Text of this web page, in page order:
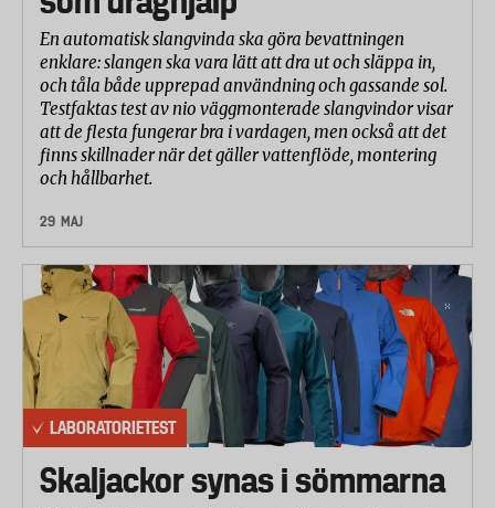
desto bättre.
Användarvänlighet
Laboratoriets tekniker tittade på allt ifrån hur
kontroller och knappar fungerar till hur enkelt det
är att se igenom luckans fönsterglas. Dessutom
gjordes en bedömning av hur enkel ugnen är att
Resultaten från varje delmoment har betygsatts på
en skala från 1 till 5 där 5 är bäst. I totalbetyget har
uppvärmningsprestanda viktats med 50 procent,
upptiningsprestanda med 40 procent och
användarvänligheten med 10 procent.
En automatisk slangvinda ska göra bevattningen
enklare: slangen ska vara lätt att dra ut och släppa in,
och tåla både upprepad användning och gassande sol.
Testfaktas test av nio väggmonterade slangvindor visar
att de flesta fungerar bra i vardagen, men också att det
finns skillnader när det gäller vattenflöde, montering
och hållbarhet.
29 MAJ
LABORATORIETEST
Skaljackor synas i sömmarna